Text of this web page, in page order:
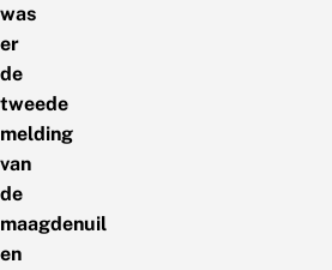
was
er
de
tweede
melding
van
de
maagdenuil
en